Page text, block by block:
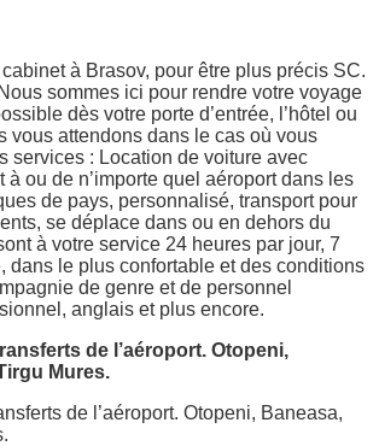
à Brasov, pour être plus précis SC.
sommes ici pour rendre votre voyage
dès votre porte d’entrée, l’hôtel ou
vous attendons dans le cas où vous
services : Location de voiture avec
à ou de n’importe quel aéroport dans les
de pays, personnalisé, transport pour
se déplace dans ou en dehors du
à votre service 24 heures par jour, 7
dans le plus confortable et des conditions
de genre et de personnel
anglais et plus encore.
de l’aéroport. Otopeni,
Mures.
de l’aéroport. Otopeni, Baneasa,